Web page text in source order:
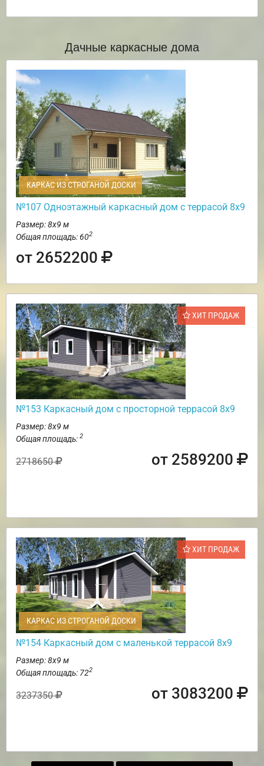
Дачные каркасные дома
КАРКАС ИЗ СТРОГАНОЙ ДОСКИ
№107 Одноэтажный каркасный дом с террасой 8х9
Размер: 8х9 м
Общая площадь: 602
от 2652200
ХИТ ПРОДАЖ
№153 Каркасный дом с просторной террасой 8х9
Размер: 8х9 м
Общая площадь: 2
2718650 от 2589200
ХИТ ПРОДАЖ
КАРКАС ИЗ СТРОГАНОЙ ДОСКИ
№154 Каркасный дом с маленькой террасой 8х9
Размер: 8х9 м
Общая площадь: 722
3237350 от 3083200